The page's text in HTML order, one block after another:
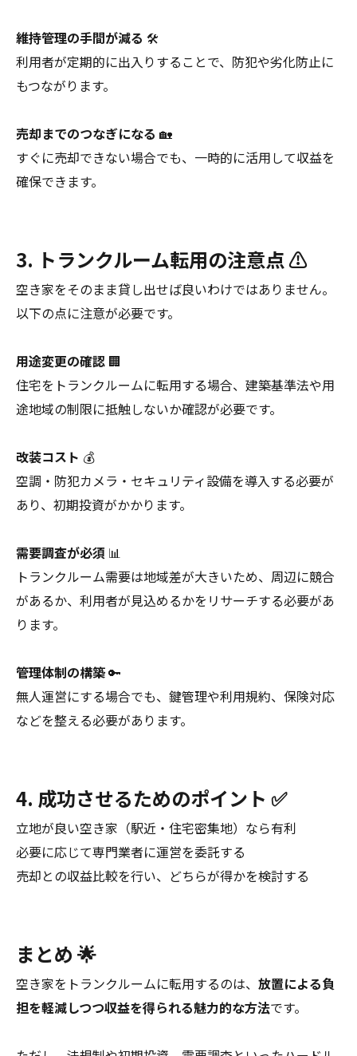
維持管理の手間が減る 🛠️
利用者が定期的に出入りすることで、防犯や劣化防止に
もつながります。
売却までのつなぎになる 🏡
すぐに売却できない場合でも、一時的に活用して収益を
確保できます。
3. トランクルーム転用の注意点 ⚠️
空き家をそのまま貸し出せば良いわけではありません。
以下の点に注意が必要です。
用途変更の確認 🏢
住宅をトランクルームに転用する場合、建築基準法や用
途地域の制限に抵触しないか確認が必要です。
改装コスト 💰
空調・防犯カメラ・セキュリティ設備を導入する必要が
あり、初期投資がかかります。
需要調査が必須 📊
トランクルーム需要は地域差が大きいため、周辺に競合
があるか、利用者が見込めるかをリサーチする必要があ
ります。
管理体制の構築🔑
無人運営にする場合でも、鍵管理や利用規約、保険対応
などを整える必要があります。
4. 成功させるためのポイント ✅
立地が良い空き家（駅近・住宅密集地）なら有利
必要に応じて専門業者に運営を委託する
売却との収益比較を行い、どちらが得かを検討する
まとめ 🌟
空き家をトランクルームに転用するのは、 放置による負
担を軽減しつつ収益を得られる魅力的な方法です。